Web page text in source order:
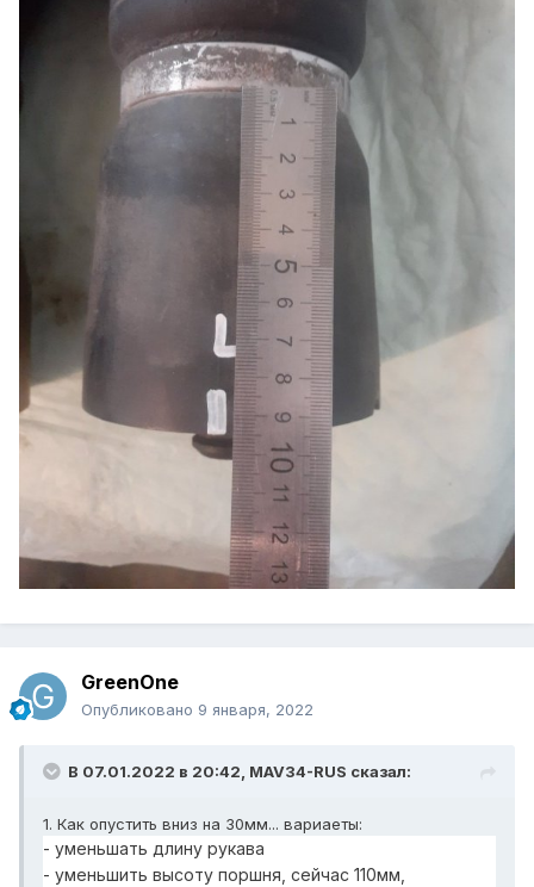
GreenOne
Опубликовано 9 января, 2022
В 07.01.2022 в 20:42, MAV34-RUS сказал:
1. Как опустить вниз на 30мм... вариаеты:
- уменьшать длину рукава
- уменьшить высоту поршня, сейчас 110мм,